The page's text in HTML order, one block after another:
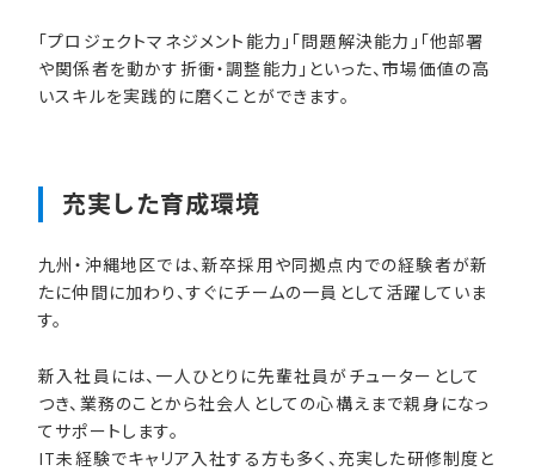
「プロジェクトマネジメント能力」「問題解決能力」「他部署
や関係者を動かす折衝・調整能力」といった、市場価値の高
いスキルを実践的に磨くことができます。
充実した​育成環境
九州・沖縄地区では、新卒採用や同拠点内での経験者が新
たに仲間に加わり、すぐにチームの一員として活躍していま
す。
新入社員には、一人ひとりに先輩社員がチューターとして
つき、業務のことから社会人としての心構えまで親身になっ
てサポートします。
IT未経験でキャリア入社する方も多く、充実した研修制度と